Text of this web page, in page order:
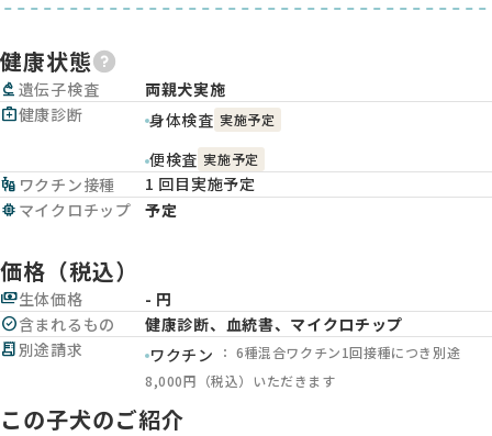
健康状態
biotech 遺伝子検査
両親犬実施
medical_services健康診断 身体検査 実施予定
便検査 実施予定
vaccines ワクチン接種
1 回目実施予定
memory マイクロチップ 予定
価格（税込）
payments生体価格
- 円
check_circle含まれるもの
健康診断、血統書、マイクロチップ
receipt_long別途請求 ワクチン
： 6種混合ワクチン1回接種につき別途
8,000円（税込）いただきます
この子犬のご紹介